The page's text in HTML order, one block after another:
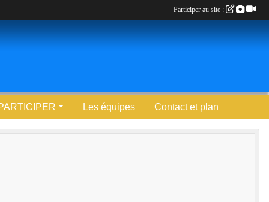
Les équipes Contact et plan
Participer au site :